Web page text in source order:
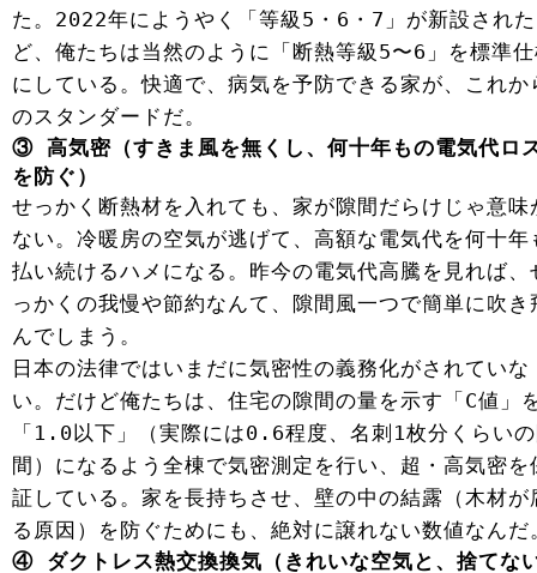
た。2022年にようやく「等級5・6・7」が新設され
ど、俺たちは当然のように「断熱等級5〜6」を標準
にしている。快適で、病気を予防できる家が、これか
のスタンダードだ。
③ 高気密（すきま風を無くし、何十年もの電気代ロ
を防ぐ）
せっかく断熱材を入れても、家が隙間だらけじゃ意味
ない。冷暖房の空気が逃げて、高額な電気代を何十年
払い続けるハメになる。昨今の電気代高騰を見れば、
っかくの我慢や節約なんて、隙間風一つで簡単に吹き
んでしまう。
日本の法律ではいまだに気密性の義務化がされていな
い。だけど俺たちは、住宅の隙間の量を示す「C値」
「1.0以下」（実際には0.6程度、名刺1枚分くらい
間）になるよう全棟で気密測定を行い、超・高気密を
証している。家を長持ちさせ、壁の中の結露（木材が
る原因）を防ぐためにも、絶対に譲れない数値なんだ
④ ダクトレス熱交換換気（きれいな空気と、捨てな